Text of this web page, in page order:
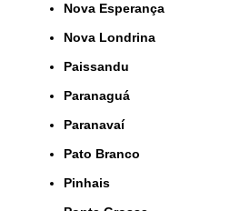
Nova Esperança
Nova Londrina
Paissandu
Paranaguá
Paranavaí
Pato Branco
Pinhais